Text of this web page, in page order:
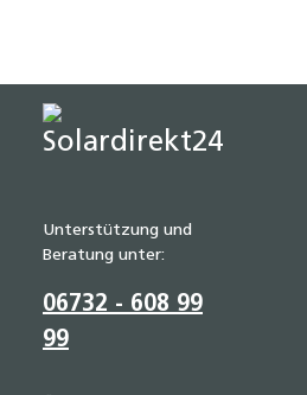
Unterstützung und
Beratung unter:
06732 - 608 99
99